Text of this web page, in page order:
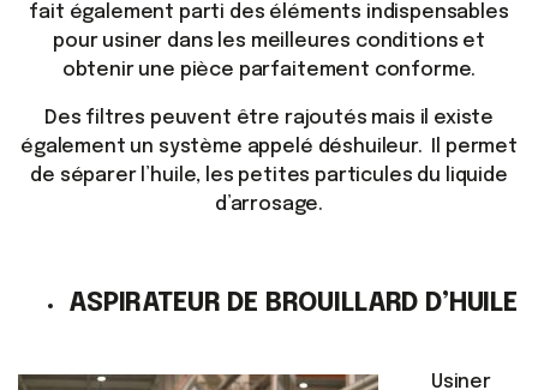
fait également parti des éléments indispensables
pour usiner dans les meilleures conditions et
obtenir une pièce parfaitement conforme.
Des filtres peuvent être rajoutés mais il existe
également un système appelé déshuileur. Il permet
de séparer l’huile, les petites particules du liquide
d’arrosage.
ASPIRATEUR DE BROUILLARD D’HUILE
Usiner